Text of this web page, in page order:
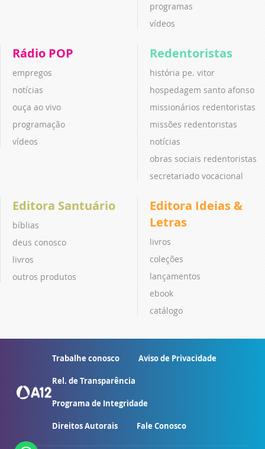
programas
vídeos
Rádio POP
empregos
notícias
ouça ao vivo
programação
vídeos
Redentoristas
história pe. vitor
hospedagem santo afonso
missionários redentoristas
missões redentoristas
notícias
obras sociais redentoristas
secretariado vocacional
Editora Santuário
bíblias
deus conosco
livros
outros produtos
Editora Ideias &
Letras
livros
coleções
lançamentos
ebook
catálogo
Trabalhe conosco Aviso de Privacidade
Rel. de Transparência
Programa de Integridade
Direitos Autorais Fale Conosco